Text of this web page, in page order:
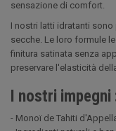
sensazione di comfort.
I nostri latti idratanti
secche. Le loro formule
finitura satinata senza
preservare l'elasticità
I nostri impegni
- Monoï de Tahiti